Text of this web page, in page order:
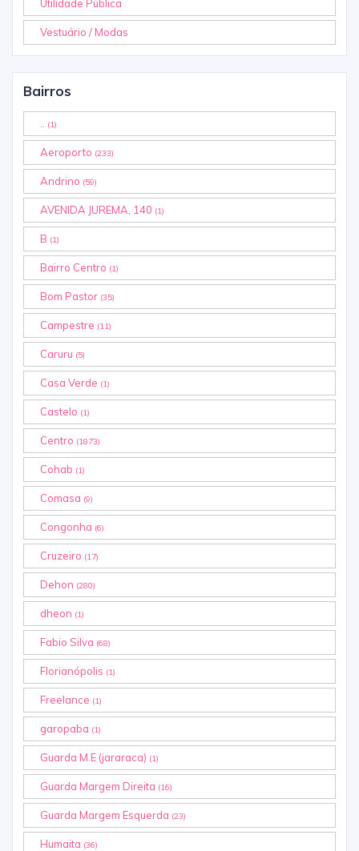
Utilidade Pública
Vestuário / Modas
Bairros
(1)
Aeroporto (233)
Andrino (59)
AVENIDA JUREMA, 140 (1)
B (1)
Bairro Centro (1)
Bom Pastor (35)
Campestre (11)
Caruru (5)
Casa Verde (1)
Castelo (1)
Centro (1873)
Cohab (1)
Comasa (9)
Congonha (6)
Cruzeiro (17)
Dehon (280)
dheon (1)
Fabio Silva (68)
Florianópolis (1)
Freelance (1)
garopaba (1)
Guarda M.E (jararaca) (1)
Guarda Margem Direita (16)
Guarda Margem Esquerda (23)
Humaita (36)